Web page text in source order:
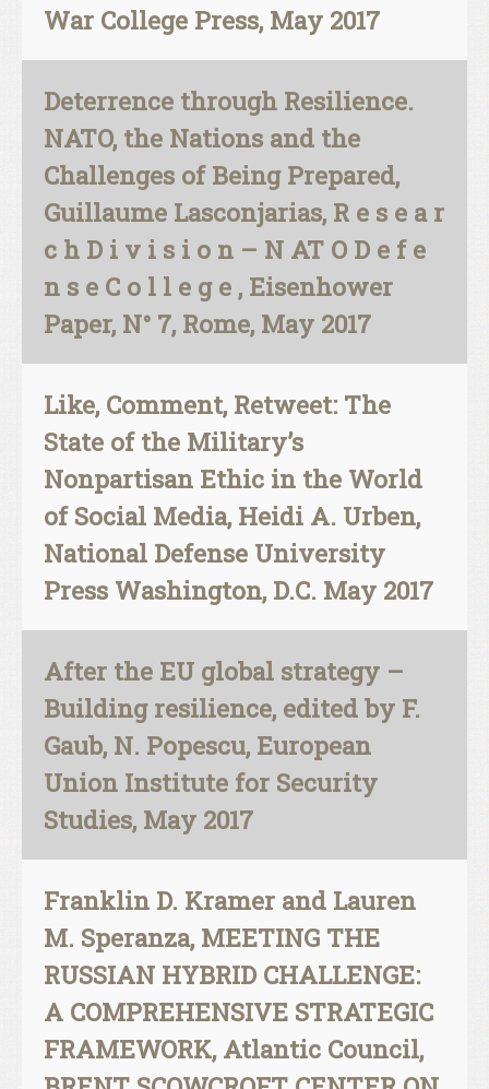
War College Press, May 2017
Deterrence through Resilience.
NATO, the Nations and the
Challenges of Being Prepared,
Guillaume Lasconjarias, R e s e a r
c h D i v i s i o n – N AT O D e f e
n s e C o l l e g e , Eisenhower
Paper, N° 7, Rome, May 2017
Like, Comment, Retweet: The
State of the Military’s
Nonpartisan Ethic in the World
of Social Media, Heidi A. Urben,
National Defense University
Press Washington, D.C. May 2017
After the EU global strategy –
Building resilience, edited by F.
Gaub, N. Popescu, European
Union Institute for Security
Studies, May 2017
Franklin D. Kramer and Lauren
M. Speranza, MEETING THE
RUSSIAN HYBRID CHALLENGE:
A COMPREHENSIVE STRATEGIC
FRAMEWORK, Atlantic Council,